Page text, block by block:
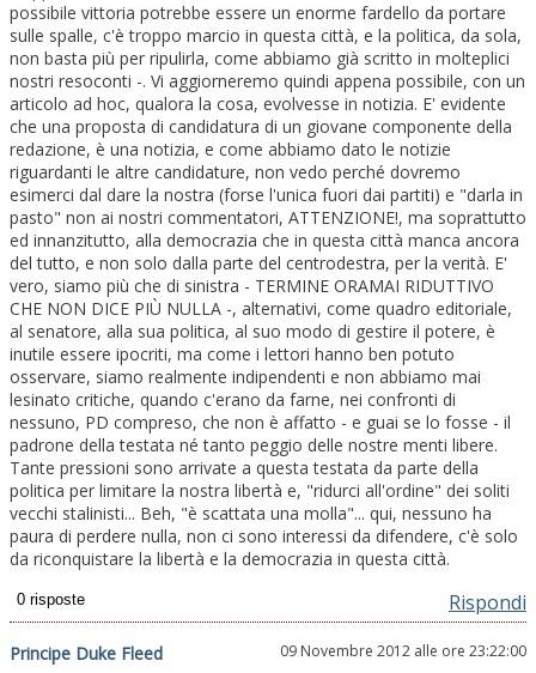
possibile vittoria potrebbe essere un enorme fardello da portare
sulle spalle, c'è troppo marcio in questa città, e la politica, da sola,
non basta più per ripulirla, come abbiamo già scritto in molteplici
nostri resoconti -. Vi aggiorneremo quindi appena possibile, con un
articolo ad hoc, qualora la cosa, evolvesse in notizia. E' evidente
che una proposta di candidatura di un giovane componente della
redazione, è una notizia, e come abbiamo dato le notizie
riguardanti le altre candidature, non vedo perché dovremo
esimerci dal dare la nostra (forse l'unica fuori dai partiti) e "darla in
pasto" non ai nostri commentatori, ATTENZIONE!, ma soprattutto
ed innanzitutto, alla democrazia che in questa città manca ancora
del tutto, e non solo dalla parte del centrodestra, per la verità. E'
vero, siamo più che di sinistra - TERMINE ORAMAI RIDUTTIVO
CHE NON DICE PIÙ NULLA -, alternativi, come quadro editoriale,
al senatore, alla sua politica, al suo modo di gestire il potere, è
inutile essere ipocriti, ma come i lettori hanno ben potuto
osservare, siamo realmente indipendenti e non abbiamo mai
lesinato critiche, quando c'erano da farne, nei confronti di
nessuno, PD compreso, che non è affatto - e guai se lo fosse - il
padrone della testata né tanto peggio delle nostre menti libere.
Tante pressioni sono arrivate a questa testata da parte della
politica per limitare la nostra libertà e, "ridurci all'ordine" dei soliti
vecchi stalinisti... Beh, "è scattata una molla"... qui, nessuno ha
paura di perdere nulla, non ci sono interessi da difendere, c'è solo
da riconquistare la libertà e la democrazia in questa città.
Rispondi
Principe Duke Fleed 09 Novembre 2012 alle ore 23:22:00